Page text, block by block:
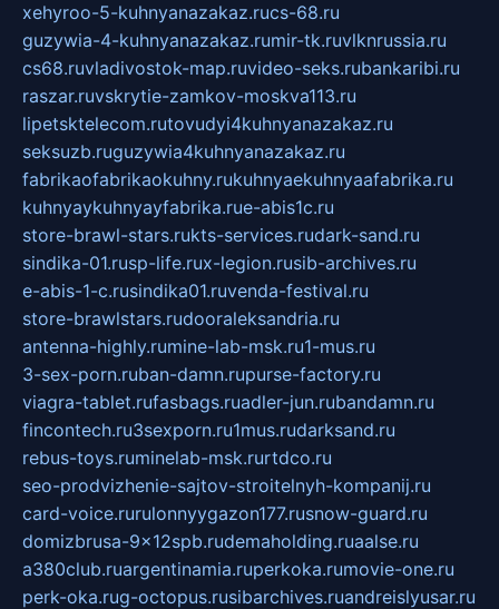
xehyroo-5-kuhnyanazakaz.rucs-68.ru
guzywia-4-kuhnyanazakaz.rumir-tk.ruvlknrussia.ru
cs68.ruvladivostok-map.ruvideo-seks.rubankaribi.ru
raszar.ruvskrytie-zamkov-moskva113.ru
lipetsktelecom.rutovudyi4kuhnyanazakaz.ru
seksuzb.ruguzywia4kuhnyanazakaz.ru
fabrikaofabrikaokuhny.rukuhnyaekuhnyaafabrika.ru
kuhnyaykuhnyayfabrika.rue-abis1c.ru
store-brawl-stars.rukts-services.rudark-sand.ru
sindika-01.rusp-life.rux-legion.rusib-archives.ru
e-abis-1-c.rusindika01.ruvenda-festival.ru
store-brawlstars.rudooraleksandria.ru
antenna-highly.rumine-lab-msk.ru1-mus.ru
3-sex-porn.ruban-damn.rupurse-factory.ru
viagra-tablet.rufasbags.ruadler-jun.rubandamn.ru
fincontech.ru3sexporn.ru1mus.rudarksand.ru
rebus-toys.ruminelab-msk.rurtdco.ru
seo-prodvizhenie-sajtov-stroitelnyh-kompanij.ru
card-voice.rurulonnyygazon177.rusnow-guard.ru
domizbrusa-9x12spb.rudemaholding.ruaalse.ru
a380club.ruargentinamia.ruperkoka.rumovie-one.ru
perk-oka.rug-octopus.rusibarchives.ruandreislyusar.ru